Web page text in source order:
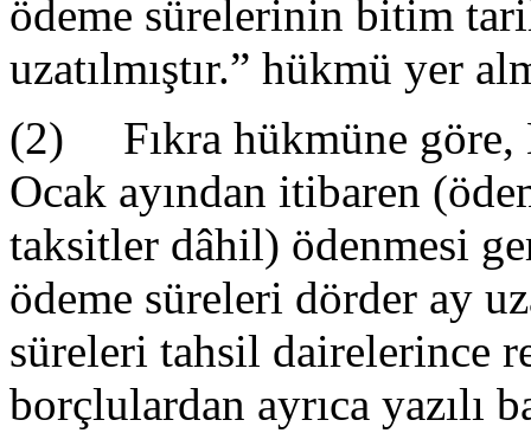
ödeme sürelerinin bitim
uzatılmıştır.” hükmü yer
(2) Fıkra hükmüne göre,
Ocak ayından itibaren
taksitler dâhil) ödenmesi
ödeme süreleri dörder ay
süreleri tahsil dairelerince
borçlulardan ayrıca yazılı